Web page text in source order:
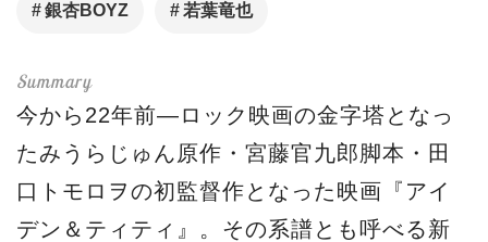
銀杏BOYZ 若葉⻯也
今から22年前―ロック映画の⾦字塔となっ
たみうらじゅん原作・宮藤官九郎脚本・⽥
⼝トモロヲの初監督作となった映画『アイ
デン＆ティティ』。その系譜とも呼べる新